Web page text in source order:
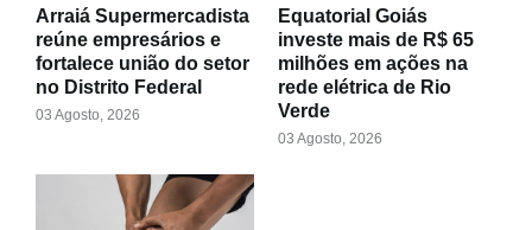
Arraiá Supermercadista
reúne empresários e
fortalece união do setor
no Distrito Federal
03 Agosto, 2026
Equatorial Goiás
investe mais de R$ 65
milhões em ações na
rede elétrica de Rio
Verde
03 Agosto, 2026